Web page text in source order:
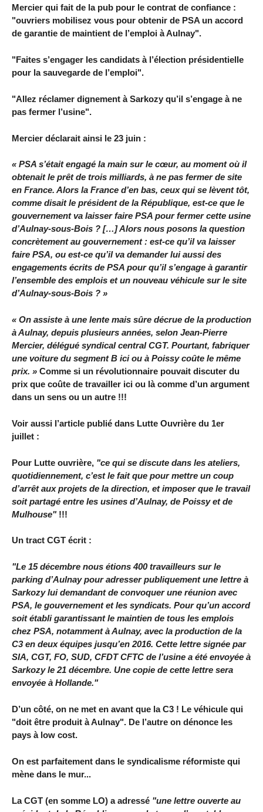
Mercier qui fait de la pub pour le contrat de confiance :
"ouvriers mobilisez vous pour obtenir de PSA un accord
de garantie de maintient de l’emploi à Aulnay".
"Faites s’engager les candidats à l’élection présidentielle
pour la sauvegarde de l’emploi".
"Allez réclamer dignement à Sarkozy qu’il s’engage à ne
pas fermer l’usine".
Mercier déclarait ainsi le 23 juin :
« PSA s’était engagé la main sur le cœur, au moment où il
obtenait le prêt de trois milliards, à ne pas fermer de site
en France. Alors la France d’en bas, ceux qui se lèvent tôt,
comme disait le président de la République, est-ce que le
gouvernement va laisser faire PSA pour fermer cette usine
d’Aulnay-sous-Bois ? […] Alors nous posons la question
concrètement au gouvernement : est-ce qu’il va laisser
faire PSA, ou est-ce qu’il va demander lui aussi des
engagements écrits de PSA pour qu’il s’engage à garantir
l’ensemble des emplois et un nouveau véhicule sur le site
d’Aulnay-sous-Bois ? »
« On assiste à une lente mais sûre décrue de la production
à Aulnay, depuis plusieurs années, selon Jean-Pierre
Mercier, délégué syndical central CGT. Pourtant, fabriquer
une voiture du segment B ici ou à Poissy coûte le même
prix. » Comme si un révolutionnaire pouvait discuter du
prix que coûte de travailler ici ou là comme d’un argument
dans un sens ou un autre !!!
Voir aussi l’article publié dans Lutte Ouvrière du 1er
juillet :
Pour Lutte ouvrière, "ce qui se discute dans les ateliers,
quotidiennement, c’est le fait que pour mettre un coup
d’arrêt aux projets de la direction, et imposer que le travail
soit partagé entre les usines d’Aulnay, de Poissy et de
Mulhouse"!!!
Un tract CGT écrit :
"Le 15 décembre nous étions 400 travailleurs sur le
parking d’Aulnay pour adresser publiquement une lettre à
Sarkozy lui demandant de convoquer une réunion avec
PSA, le gouvernement et les syndicats. Pour qu’un accord
soit établi garantissant le maintien de tous les emplois
chez PSA, notamment à Aulnay, avec la production de la
C3 en deux équipes jusqu’en 2016. Cette lettre signée par
SIA, CGT, FO, SUD, CFDT CFTC de l’usine a été envoyée à
Sarkozy le 21 décembre. Une copie de cette lettre sera
envoyée à Hollande."
D’un côté, on ne met en avant que la C3 ! Le véhicule qui
"doit être produit à Aulnay". De l’autre on dénonce les
pays à low cost.
On est parfaitement dans le syndicalisme réformiste qui
mène dans le mur...
La CGT (en somme LO) a adressé "une lettre ouverte au